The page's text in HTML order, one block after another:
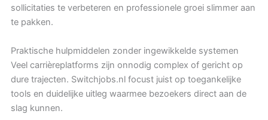
sollicitaties te verbeteren en professionele groei slimmer aan
te pakken.
Praktische hulpmiddelen zonder ingewikkelde systemen
Veel carrièreplatforms zijn onnodig complex of gericht op
dure trajecten. Switchjobs.nl focust juist op toegankelijke
tools en duidelijke uitleg waarmee bezoekers direct aan de
slag kunnen.